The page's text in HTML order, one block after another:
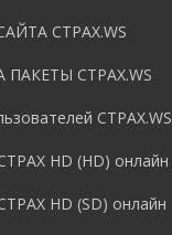
СТРАХ.WS
СТРАХ.WS
СТРАХ.WS
HD (HD) онлайн
HD (SD) онлайн